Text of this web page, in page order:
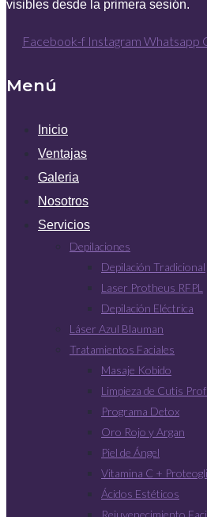
visibles desde la primera sesión.
Facebook-f Instagram Whatsapp
Menú
Inicio
Ventajas
Galeria
Nosotros
Servicios
Depilaciones
Depilación Tradicional
Laser Protheus RFPL
Depilación Eléctrica
Láser Azul Blauman
Tratamientos Faciales
Masaje Kobido
Limpieza de Cutis
Programa Detox
Oro Rojo y Argan
Piel de Ángel
Vitamina C +
Ácidos Estéticos